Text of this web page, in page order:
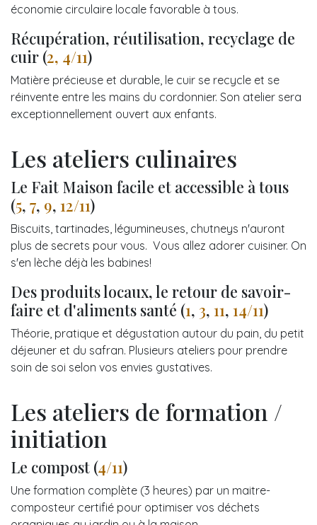
économie circulaire locale favorable à tous.
Récupération, réutilisation, recyclage de
cuir (2, 4/11)
Matière précieuse et durable, le cuir se recycle et se
réinvente entre les mains du cordonnier. Son atelier sera
exceptionnellement ouvert aux enfants.
Les ateliers culinaires
Le Fait Maison facile et accessible à tous
(5, 7, 9, 12/11)
Biscuits, tartinades, légumineuses, chutneys n'auront
plus de secrets pour vous. Vous allez adorer cuisiner. On
s'en lèche déjà les babines!
Des produits locaux, le retour de savoir-
faire et d'aliments santé (1, 3, 11, 14/11)
Théorie, pratique et dégustation autour du pain, du petit
déjeuner et du safran. Plusieurs ateliers pour prendre
soin de soi selon vos envies gustatives.
Les ateliers de formation /
initiation
Le compost (4/11)
Une formation complète (3 heures) par un maitre-
composteur certifié pour optimiser vos déchets